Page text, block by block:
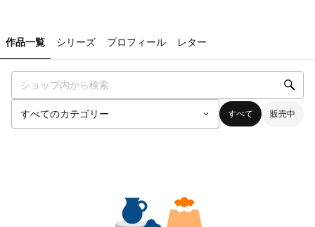
作品一覧 シリーズ プロフィール レター
すべて 販売中